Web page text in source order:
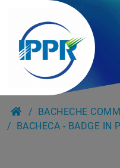
BACHECHE
BACHECA - BADGE IN